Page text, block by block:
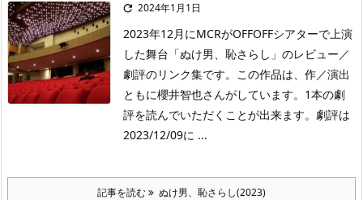
 2024年1月1日
2023年12月にMCRがOFFOFFシアターで上演
した舞台「ぬけ男、恥さらし」のレビュー／
劇評のリンク集です。この作品は、作／演出
ともに櫻井智也さんがしています。1本の劇
評を読んでいただくことが出来ます。劇評は
2023/12/09に ...
記事を読む ぬけ男、恥さらし(2023)